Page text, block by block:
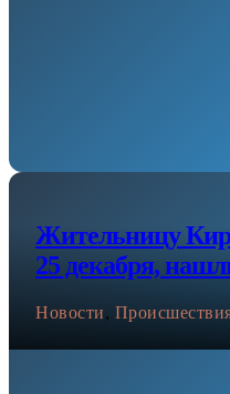
Жительницу
25 декабря,
Новости,